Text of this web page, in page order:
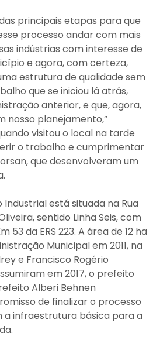
principais etapas para que
processo andar com mais
indústrias com interesse de
e agora, com certeza,
estrutura de qualidade sem
que se iniciou lá atrás,
anterior, e que, agora,
nosso planejamento,”
visitou o local na tarde
o trabalho e cumprimentar
que desenvolveram um
está situada na Rua
sentido Linha Seis, com
53 da ERS 223. A área de 12 ha
Municipal em 2011, na
e Francisco Rogério
em 2017, o prefeito
Alberi Behnen
de finalizar o processo
infraestrutura básica para a